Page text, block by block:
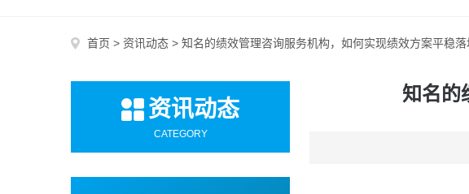
首页 > 资讯动态 > 知名的绩效管理咨询服务机构，如何实现绩效方案平稳落
资讯动态
CATEGORY
知名的